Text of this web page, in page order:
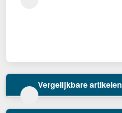
Vergelijkbare artikelen